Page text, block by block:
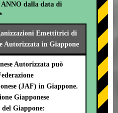
dalla data di
Emettitrici di
Autorizzata in Giappone
Autorizzata può
(JAF) in Giappone.
Giapponese
Giappone: